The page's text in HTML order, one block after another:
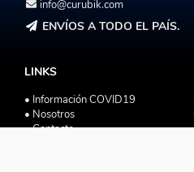
info@curubik.com
ENVÍOS A TODO EL PAÍS.
LINKS
• Información COVID19
• Nosotros
• Contacto